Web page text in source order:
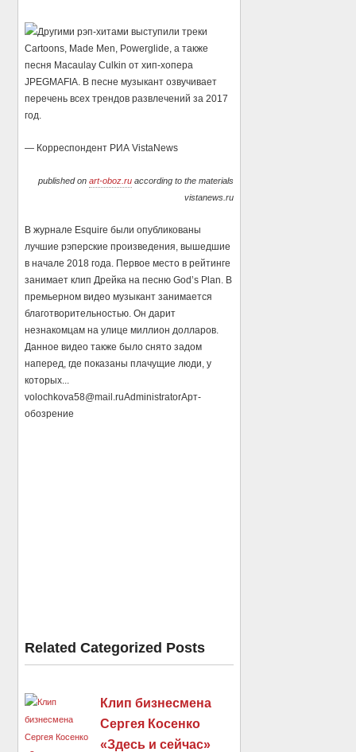
Другими рэп-хитами выступили треки
Cartoons, Made Men, Powerglide, а также
песня Macaulay Culkin от хип-хопера
JPEGMAFIA. В песне музыкант озвучивает
перечень всех трендов развлечений за 2017
год.
— Корреспондент РИА VistaNews
published on art-oboz.ruaccording to the materials
vistanews.ru
В журнале Esquire были опубликованы
лучшие рэперские произведения, вышедшие
в начале 2018 года. Первое место в рейтинге
занимает клип Дрейка на песню God’s Plan. В
премьерном видео музыкант занимается
благотворительностью. Он дарит
незнакомцам на улице миллион долларов.
Данное видео также было снято задом
наперед, где показаны плачущие люди, у
которых...
volochkova58@mail.ruAdministratorАрт-
обозрение
Related Categorized Posts
Клип бизнесмена
Сергея Косенко
«Здесь и сейчас»